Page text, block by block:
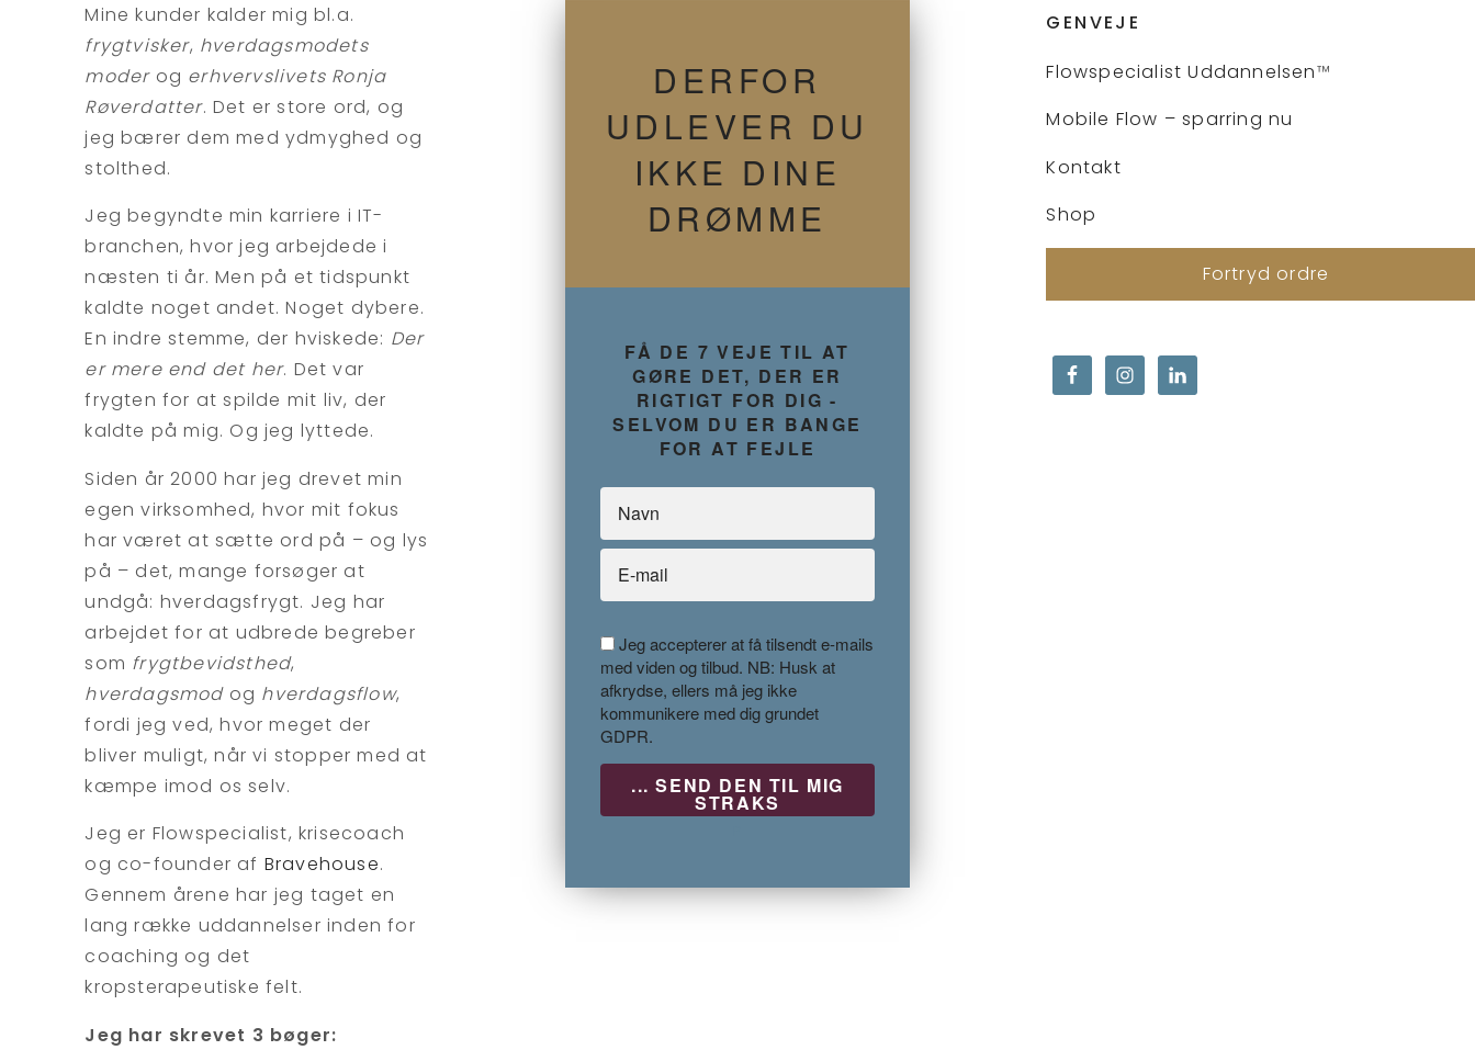
Mine kunder kalder mig bl.a.
frygtvisker, hverdagsmodets
moderog erhvervslivets Ronja
Røverdatter. Det er store ord, og
jeg bærer dem med ydmyghed og
stolthed.
Jeg begyndte min karriere i IT-
branchen, hvor jeg arbejdede i
næsten ti år. Men på et tidspunkt
kaldte noget andet. Noget dybere.
En indre stemme, der hviskede: Der
er mere end det her. Det var
frygten for at spilde mit liv, der
kaldte på mig. Og jeg lyttede.
Siden år 2000 har jeg drevet min
egen virksomhed, hvor mit fokus
har været at sætte ord på – og lys
på – det, mange forsøger at
undgå: hverdagsfrygt. Jeg har
arbejdet for at udbrede begreber
som frygtbevidsthed,
hverdagsmodog hverdagsflow,
fordi jeg ved, hvor meget der
bliver muligt, når vi stopper med at
kæmpe imod os selv.
Jeg er Flowspecialist, krisecoach
og co-founder af Bravehouse.
Gennem årene har jeg taget en
lang række uddannelser inden for
coaching og det
kropsterapeutiske felt.
Jeg har skrevet 3 bøger:
DERFOR
UDLEVER DU
IKKE DINE
DRØMME
FÅ DE 7 VEJE TIL AT
GØRE DET, DER ER
RIGTIGT FOR DIG -
SELVOM DU ER BANGE
FOR AT FEJLE
Jeg accepterer at få tilsendt e-mails
med viden og tilbud. NB: Husk at
afkrydse, ellers må jeg ikke
kommunikere med dig grundet
GDPR.
GENVEJE
Flowspecialist Uddannelsen™
Mobile Flow – sparring nu
Kontakt
Shop
Fortryd ordre